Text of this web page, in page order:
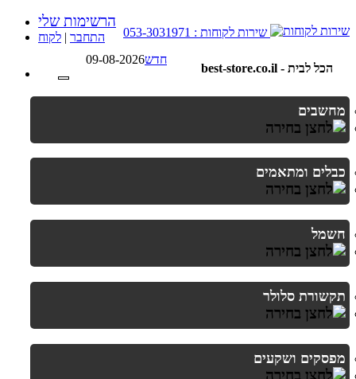
best-store.co.il - הכל לבית
09-08-2026
הרשימות שלי
התחבר | לקוח
חדש
מחשבים
כבלים ומתאמים
חשמל
תקשורת סלולר
מפסקים ושקעים